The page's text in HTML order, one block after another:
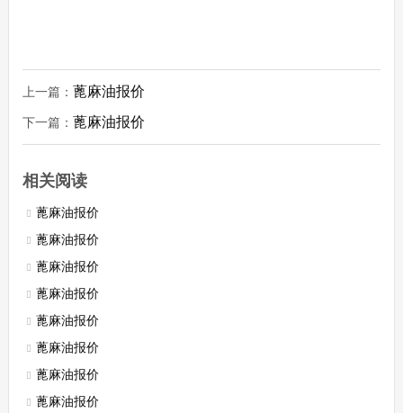
上一篇： 蓖麻油报价
下一篇： 蓖麻油报价
相关阅读
蓖麻油报价
蓖麻油报价
蓖麻油报价
蓖麻油报价
蓖麻油报价
蓖麻油报价
蓖麻油报价
蓖麻油报价